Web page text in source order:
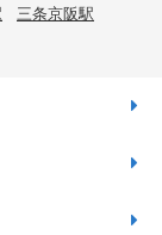
三条京阪駅